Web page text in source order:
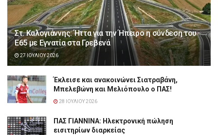
Στ. Καλογιάννης: Ήττα για την Ήπειρο η σύνδεση του
Ε65 με Εγνατία στα Γρεβενά
27 ΙΟΥΛΊΟΥ 2026
Έκλεισε και ανακοινώνει Σιατραβάνη,
Μπελεβώνη και Μελιόπουλο ο ΠΑΣ!
28 ΙΟΥΛΊΟΥ 2026
ΠΑΣ ΓΙΑΝΝΙΝΑ: Hλεκτρονική πώληση
εισιτηρίων διαρκείας